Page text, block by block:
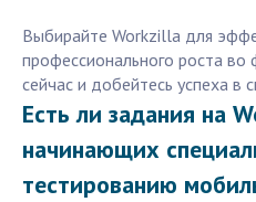
Выбирайте Workzilla для
профессионального роста во
сейчас и добейтесь успеха в
Есть ли задания на
начинающих
тестированию